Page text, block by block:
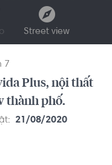
Street view
7
Plus, nội thất
thành phố.
21/08/2020